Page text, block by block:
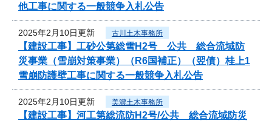
他工事に関する一般競争入札公告
2025年2月10日更新 古川土木事務所
【建設工事】工砂公第総雪H2号 公共 総合流域防
災事業（雪崩対策事業）（R6国補正）（翌債）桂上1
雪崩防護壁工事に関する一般競争入札公告
2025年2月10日更新 美濃土木事務所
【建設工事】河工第総流防H2号/公共 総合流域防災